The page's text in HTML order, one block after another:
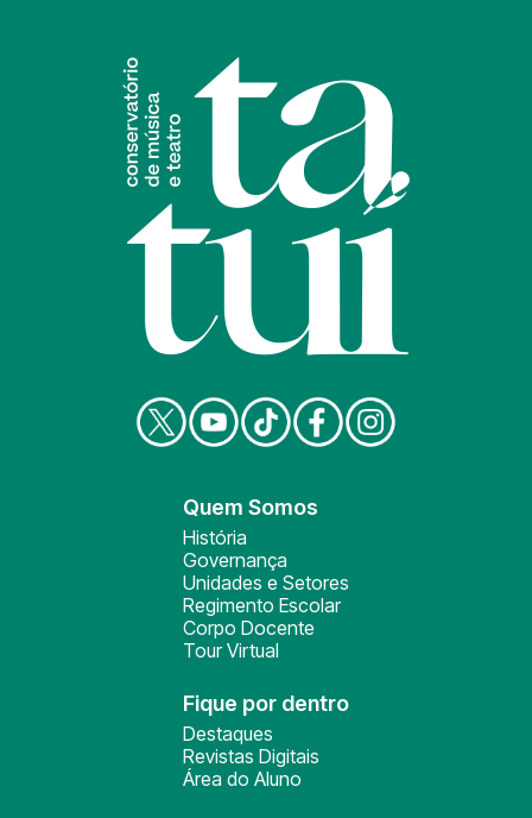
Quem Somos
História
Governança
Unidades e Setores
Regimento Escolar
Corpo Docente
Tour Virtual
Fique por dentro
Destaques
Revistas Digitais
Área do Aluno